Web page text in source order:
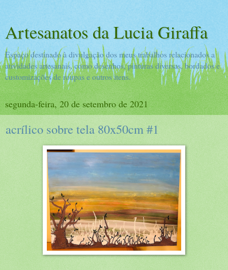
Artesanatos da Lucia Giraffa
Espaço destinado à divulgação dos meus trabalhos relacionados a
atividades artesanais, como desenhos, pinturas diversas, bordados e
customizações de roupas e outros itens.
segunda-feira, 20 de setembro de 2021
acrílico sobre tela 80x50cm #1